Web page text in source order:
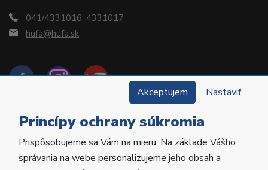
041/4331016, 4331017
hufa@hufa.sk
Copyright © 2022 Hu-Fa Dental a.s. Všetky práva
vyhradené.
Akceptujem Nastaviť
Princípy ochrany súkromia
Prispôsobujeme sa Vám na mieru. Na základe Vášho
správania na webe personalizujeme jeho obsah a